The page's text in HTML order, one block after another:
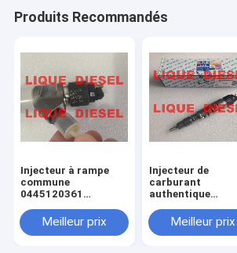
Produits Recommandés
Injecteur à rampe
commune
0445120361
120 361 5801479314
Meilleur prix
Injecteur de
carburant
authentique
0445120290 0 445
120 290 L4700-
Meilleur prix